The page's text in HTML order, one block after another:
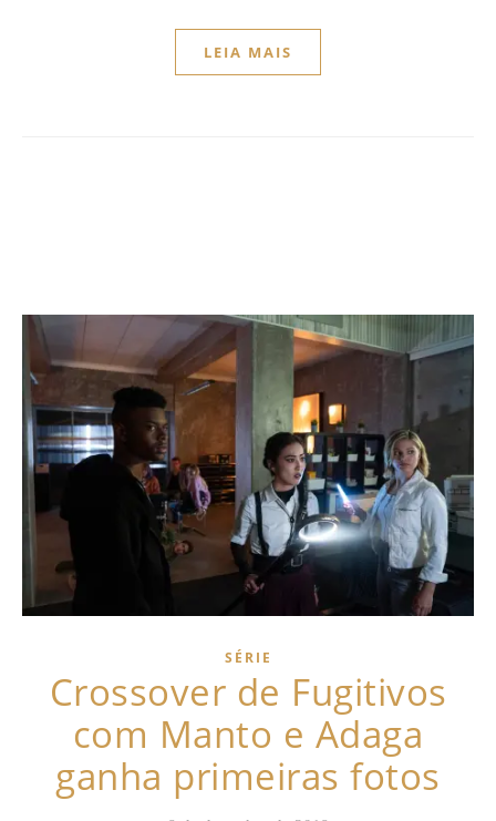
LEIA MAIS
SÉRIE
Crossover de Fugitivos
com Manto e Adaga
ganha primeiras fotos